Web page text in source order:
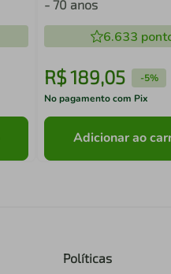
- 70 anos
6.633
R$189,05 -5%
No pagamento com Pix
Adicionar ao
Políticas